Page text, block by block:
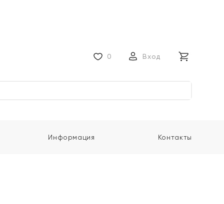
0 Вход
Информация Контакты